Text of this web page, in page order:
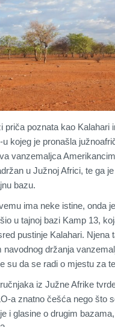
priča poznata kao Kalahari
kojeg je pronašla
vanzemaljca
u Južnoj Africi, te ga
bazu.
ima neke istine, onda
u tajnoj bazi Kamp 13,
pustinje Kalahari. Njena
navodnog držanja
su da se radi o mjestu za
iz Južne Afrike
a znatno češća nego što
i glasine o drugim